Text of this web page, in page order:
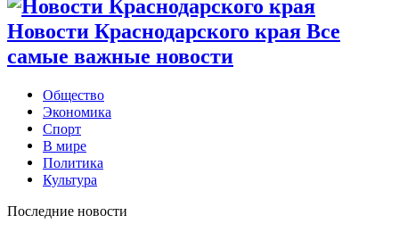
Новости Краснодарского края Все
самые важные новости
Общество
Экономика
Спорт
В мире
Политика
Культура
Последние новости